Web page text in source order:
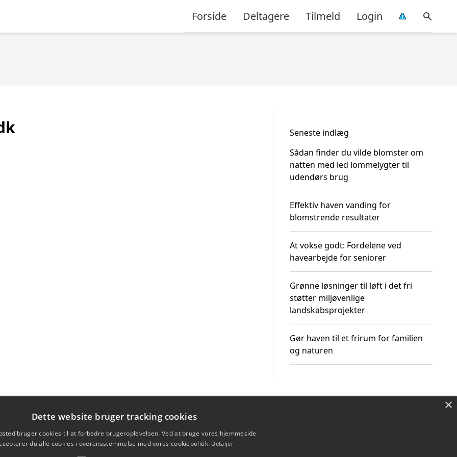
Forside Deltagere Tilmeld Login
Seneste indlæg
Sådan finder du vilde blomster om
natten med led lommelygter til
udendørs brug
Effektiv haven vanding for
blomstrende resultater
At vokse godt: Fordelene ved
havearbejde for seniorer
Grønne løsninger til løft i det fri
støtter miljøvenlige
landskabsprojekter
Gør haven til et frirum for familien
og naturen
×
Dette website bruger tracking cookies
bruger cookies til at forbedre brugeroplevelsen. Ved at bruge vores hjemmeside
du alle cookies i overensstemmelse med vores cookiepolitik. Detaljer